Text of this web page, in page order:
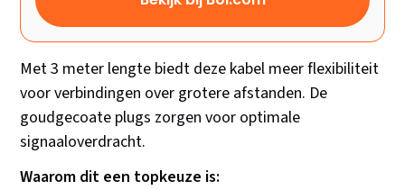
Met 3 meter lengte biedt deze kabel meer flexibiliteit
voor verbindingen over grotere afstanden. De
goudgecoate plugs zorgen voor optimale
signaaloverdracht.
Waarom dit een topkeuze is: